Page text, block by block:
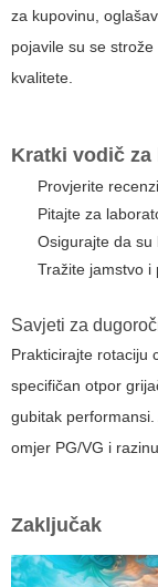
za kupovinu,
pojavile su se
kvalitete.
Kratki vodič
Provjerite
Pitajte za
Osigurajte da su
Tražite jamstvo i
Savjeti za
Prakticirajte rotaciju
specifičan otpor
gubitak
omjer PG/VG i
Zaključak